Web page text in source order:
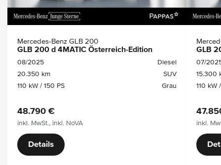
Mercedes-Benz GLB 200
GLB 200 d 4MATIC Österreich-Edition
08/2025
Diesel
20.350 km
SUV
110 kW / 150 PS
Grau
48.790 €
inkl. MwSt., inkl. NoVA
Details
GLB
07/
15.300
110 kW
inkl.